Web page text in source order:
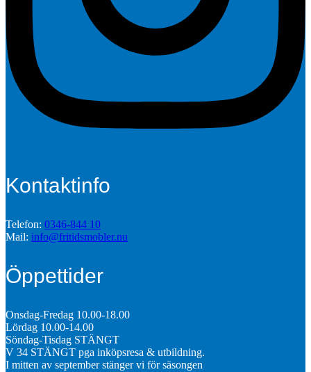
Kontaktinfo
Telefon: 0346-844 10
Mail: info@fritidsmobler.nu
Öppettider
Onsdag-Fredag 10.00-18.00
Lördag 10.00-14.00
Söndag-Tisdag STÄNGT
V 34 STÄNGT pga inköpsresa & utbildning.
I mitten av september stänger vi för säsongen